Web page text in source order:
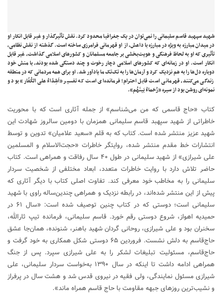
شهید سپهبد قاسم سلیمانی را نمی‌توان در یک جغرافیا محدود کرد. نقش تأثیرگذار و غیر قابل انکار او
در میدان مبارزه به ویژه در مبارزه با داعش، از او قهرمانی فرامرزی ساخته است. گذشته از نقش نظامی،
تأثیری که او به لحاظ فرهنگی و هویت‌بخشی بر جامعه مسلمانان و کشور‌های اسلامی گذاشت، غیر قابل
انکار است. او در زمانه‌ای که کشور‌های اسلامی دچار رخوت و چند دستگی شده بودند، با منش خود
دوباره دل‌ها را به هم نزدیک کرد و آرمان‌ها را به تک‌تک ما یادآور شد. او برای همه مردمانی که در منطقه
زندگی می‌کنند، قهرمانی است قابل احترام؛ فرمانده‌ای است که تفسیر «اَشِدّاءُ علی الکُفّار» بود و
نمونه‌ای روشن بود از سیره «رُحَماءُ بَینَهُم».
کتاب «حاج قاسمی که من می‌شناسم» از جمله آثاری است که با محوریت
خاطراتی از شهید سپهبد قاسم سلیمانی همزمان با دومین سالروز شهادت این
شهید عزیز منتشر شده است. کتاب که به قلم «سعید علامیان» تدوین و توسط
انتشارات خط مقدم منتشر شده، روایتگر خاطرات «حجت‌الاسلام و المسلمین
علی شیرازی» از شهید سلیمانی در طول ۴۰ سال رفاقت و همراهی است. کتاب
حاضر تلاش دارد با روایت خاطرات متعدد، ابعاد مختلفی از شخصیت سردار
سلیمانی را به مخاطب خود معرفی کند. تفاوت اصلی کتاب با دیگر آثاری که
پیش از این منتشر شده‌اند، در رابطه نزدیک و همراهی چندین‌ساله راوی با شهید
سلیمانی است؛ دوستی که در کتاب چنین توصیف شده است: «سال ۶۱ در
حمیدیه اهواز، شروع دوستی رقم خورد. قاسم سلیمانی، فرمانده تیپ ثارالله،
سخنران بود و علی شیرازی، روحانی گردان شهید باهنر، شنونده، همان‌جا عشق
حاج‌قاسم به دلش نشست. فروردین ۶۵ دوستی شکل همکاری به خود گرفت و
حاج‌قاسم، مسئولیت تبلیغات لشکر را به علی شیرازی سپرد. پس از جنگ
همراهی ادامه داشت تا اینکه در سال ۱۳۹۰ به‌خواست سردار سلیمانی، علی
شیرازی مسئول نمایندگی، ولی فقیه در نیروی قدس شد و هشت سال در پرفراز
و نشیب‌ترین روز‌های جبهه مقاومت با حاج قاسم همراه ماند».